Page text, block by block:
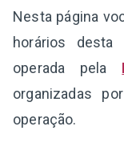
Nesta página
horários desta
operada pela
organizadas
operação.